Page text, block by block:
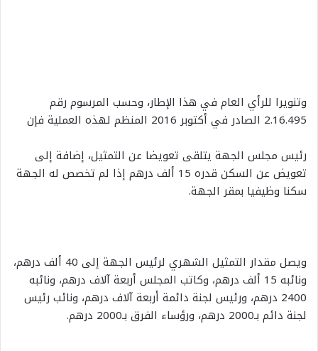
وتنويرا للرأي العام في هذا الإطار، وحسب المرسوم رقم
2.16.495 الصادر في أكتوبر 2016 المنظم لهذه العملية فإن
رئيس مجلس الجهة يتلقى تعويضا عن التمثيل، إضافة إلى
تعويض عن السكن قدره 15 ألف درهم إذا لم تخصص له الجهة
سكنا وظيفيا بمقر الجهة.
ويصل مقدار التمثيل الشهري لرئيس الجهة إلى 40 ألف درهم،
ونائبه 15 ألف درهم، وكاتب المجلس أربعة آلاف درهم، ونائبه
2400 درهم، ورئيس لجنة دائمة أربعة آلاف درهم، ونائب رئيس
لجنة دائم بـ2000 درهم، ورؤساء الفرق بـ2000 درهم.